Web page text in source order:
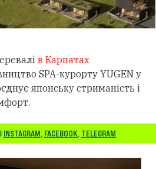
в Карпатах
SPA-курорту YUGEN у
японську стриманість і
INSTAGRAM, FACEBOOK, TELEGRAM